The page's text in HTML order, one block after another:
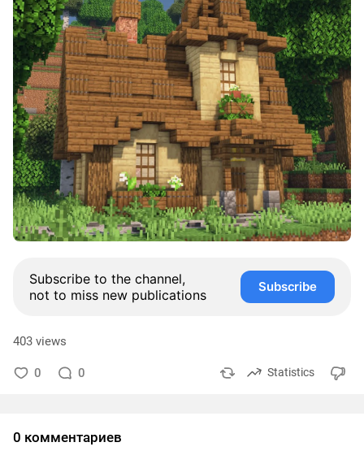
Subscribe to the channel,
not to miss new publications
Subscribe
403 views
0 0 Statistics
0 комментариев